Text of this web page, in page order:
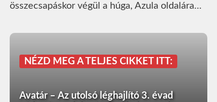
összecsapáskor végül a húga, Azula oldalára…
NÉZD MEG A TELJES CIKKET ITT:
Avatár – Az utolsó léghajlító 3. évad